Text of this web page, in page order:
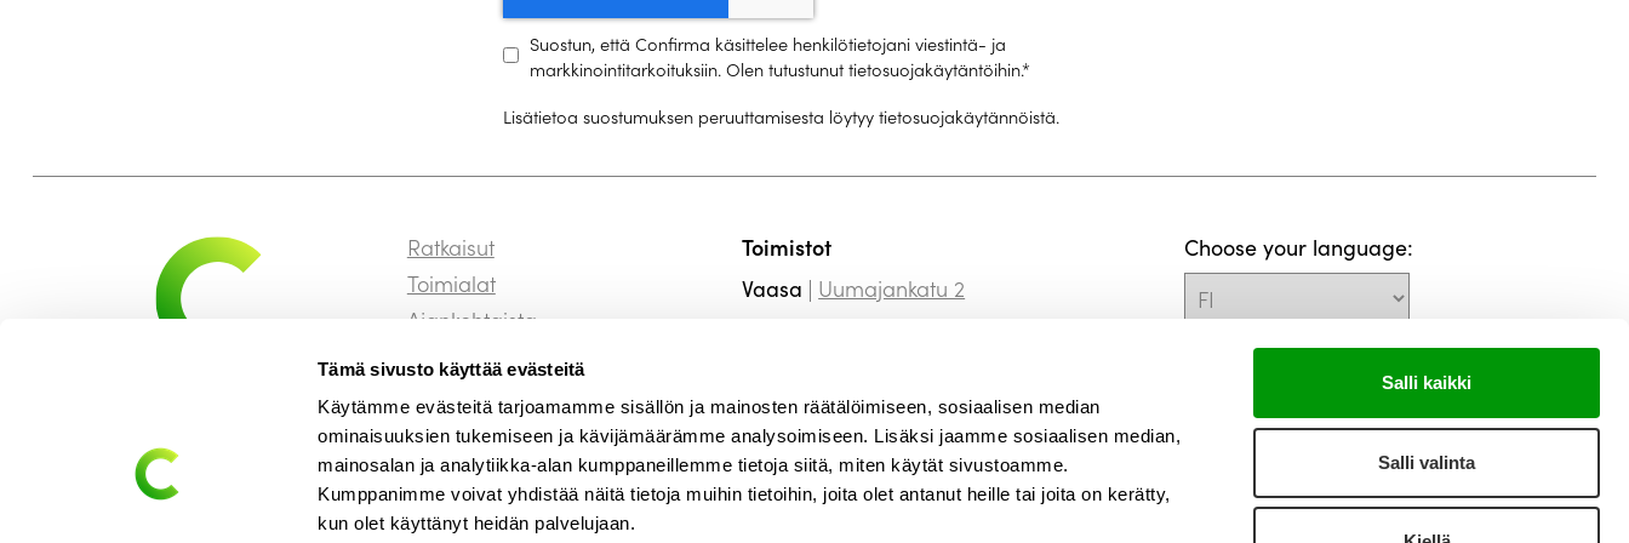
Tämä sivusto käyttää evästeitä
Käytämme evästeitä tarjoamamme sisällön ja mainosten räätälöimiseen, sosiaalisen median
ominaisuuksien tukemiseen ja kävijämäärämme analysoimiseen. Lisäksi jaamme sosiaalisen median,
mainosalan ja analytiikka-alan kumppaneillemme tietoja siitä, miten käytät sivustoamme.
Kumppanimme voivat yhdistää näitä tietoja muihin tietoihin, joita olet antanut heille tai joita on kerätty,
kun olet käyttänyt heidän palvelujaan.
Salli kaikki
Salli valinta
Suostun, että Confirma käsittelee henkilötietojani viestintä- ja
markkinointitarkoituksiin. Olen tutustunut tietosuojakäytäntöihin.*
Lisätietoa suostumuksen peruuttamisesta löytyytietosuojakäytännöistä.
Ratkaisut
Toimialat
Ajankohtaista
Referenssit
Tuki
Toimistot
Vaasa Uumajankatu 2
Forssa Hämeentie 14
Kuopio Sammonkatu 12
Turku Puutarhakatu 53
Choose your language: